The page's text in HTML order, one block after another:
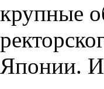
крупные
Японии.